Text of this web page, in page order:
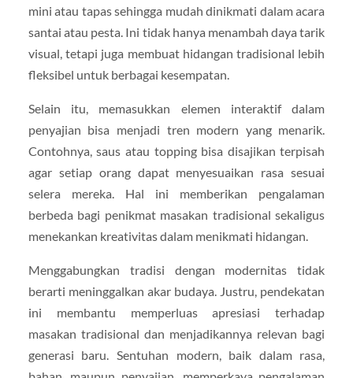
mini atau tapas sehingga mudah dinikmati dalam acara
santai atau pesta. Ini tidak hanya menambah daya tarik
visual, tetapi juga membuat hidangan tradisional lebih
fleksibel untuk berbagai kesempatan.
Selain itu, memasukkan elemen interaktif dalam
penyajian bisa menjadi tren modern yang menarik.
Contohnya, saus atau topping bisa disajikan terpisah
agar setiap orang dapat menyesuaikan rasa sesuai
selera mereka. Hal ini memberikan pengalaman
berbeda bagi penikmat masakan tradisional sekaligus
menekankan kreativitas dalam menikmati hidangan.
Menggabungkan tradisi dengan modernitas tidak
berarti meninggalkan akar budaya. Justru, pendekatan
ini membantu memperluas apresiasi terhadap
masakan tradisional dan menjadikannya relevan bagi
generasi baru. Sentuhan modern, baik dalam rasa,